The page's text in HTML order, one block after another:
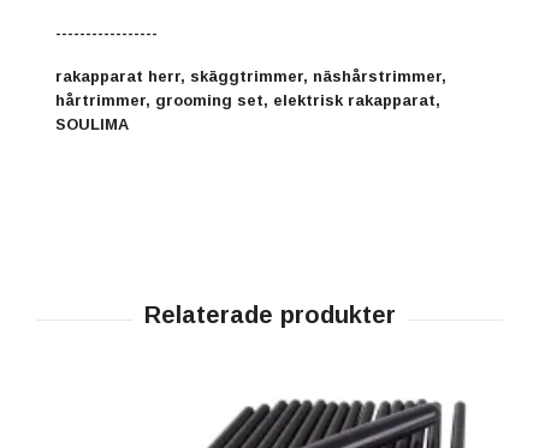
-----------------
rakapparat herr, skäggtrimmer, näshårstrimmer,
hårtrimmer, grooming set, elektrisk rakapparat,
SOULIMA